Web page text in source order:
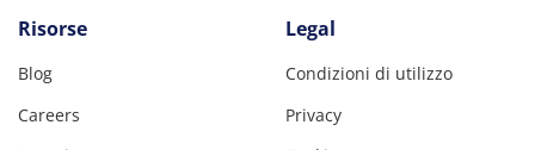
Risorse
Blog
Careers
Legal
Condizioni di utilizzo
Privacy